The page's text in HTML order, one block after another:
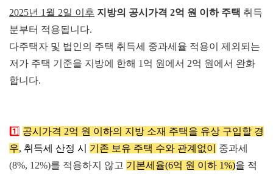
2025년 1월 2일 이후 지방의 공시가격 2억 원 이하 주택 취득
분부터 적용됩니다.
다주택자 및 법인의 주택 취득세 중과세율 적용이 제외되는
저가 주택 기준을 지방에 한해 1억 원에서 2억 원에서 완화
합니다.
1️⃣ 공시가격 2억 원 이하의 지방 소재 주택을 유상 구입할 경
우, 취득세 산정 시 기존 보유 주택 수와 관계없이
중과세
(8%, 12%)를 적용하지 않고 기본세율(6억 원 이하 1%)을 적